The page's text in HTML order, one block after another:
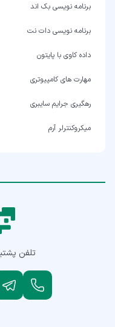
برنامه نویسی بک اند
برنامه نویسی دات نت
داده کاوی با پایتون
مهارت های کامپیوتری
رهگیری جرایم سایبری
میکروکنترلر آرم
تلفن